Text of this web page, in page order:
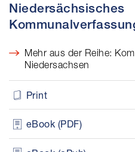
Niedersächsisches
Mehr aus der Reihe:
Niedersachsen
Print
eBook (PDF)